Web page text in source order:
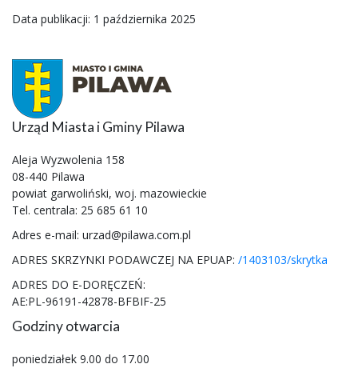
Data publikacji: 1 października 2025
Urząd Miasta i Gminy Pilawa
Aleja Wyzwolenia 158
08-440 Pilawa
powiat garwoliński, woj. mazowieckie
Tel. centrala: 25 685 61 10
Adres e-mail: urzad@pilawa.com.pl
ADRES SKRZYNKI PODAWCZEJ NA EPUAP: /1403103/skrytka
ADRES DO E-DORĘCZEŃ:
AE:PL-96191-42878-BFBIF-25
Godziny otwarcia
poniedziałek 9.00 do 17.00